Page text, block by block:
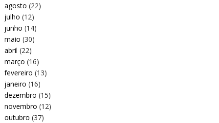
agosto (22)
julho (12)
junho (14)
maio (30)
abril (22)
março (16)
fevereiro (13)
janeiro (16)
dezembro (15)
novembro (12)
outubro (37)